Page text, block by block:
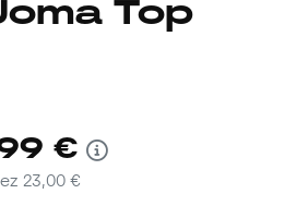
Top
€
23,00 €